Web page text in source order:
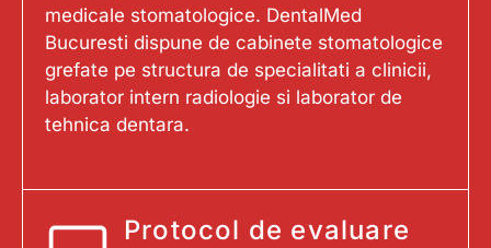
medicale stomatologice. DentalMed
Bucuresti dispune de cabinete stomatologice
grefate pe structura de specialitati a clinicii,
laborator intern radiologie si laborator de
tehnica dentara.
Protocol de evaluare